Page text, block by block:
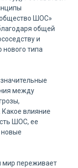
ШОС»
общей
и
типа
между
Какое влияние
ШОС, ее
новые
мир переживает